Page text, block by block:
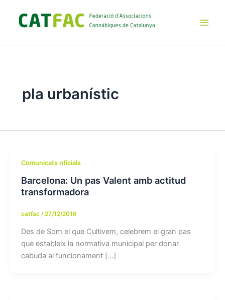
contenido
pla urbanístic
Comunicats oficials
Barcelona: Un pas Valent amb actitud
transformadora
catfac /27/12/2016
Des de Som el que Cultivem, celebrem el gran pas
que estableix la normativa municipal per donar
cabuda al funcionament […]